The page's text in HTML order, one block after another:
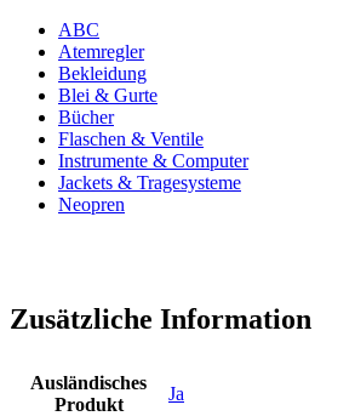
ABC
Atemregler
Bekleidung
Blei & Gurte
Bücher
Flaschen & Ventile
Instrumente & Computer
Jackets & Tragesysteme
Neopren
Zusätzliche Information
Ausländisches
Produkt
Ja